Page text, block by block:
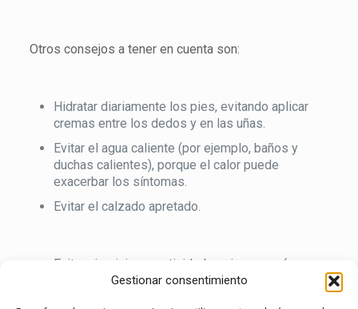
Gestionar consentimiento
Otros consejos a tener en cuenta son:
Hidratar diariamente los pies, evitando aplicar
cremas entre los dedos y en las uñas.
Evitar el agua caliente (por ejemplo, baños y
duchas calientes), porque el calor puede
exacerbar los síntomas.
Evitar el calzado apretado.
Evitar ejercicios o actividades vigorosas (como
levantar objetos pesados o caminatas largas),